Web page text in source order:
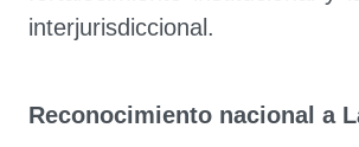
interjurisdiccional.
Reconocimiento nacional a